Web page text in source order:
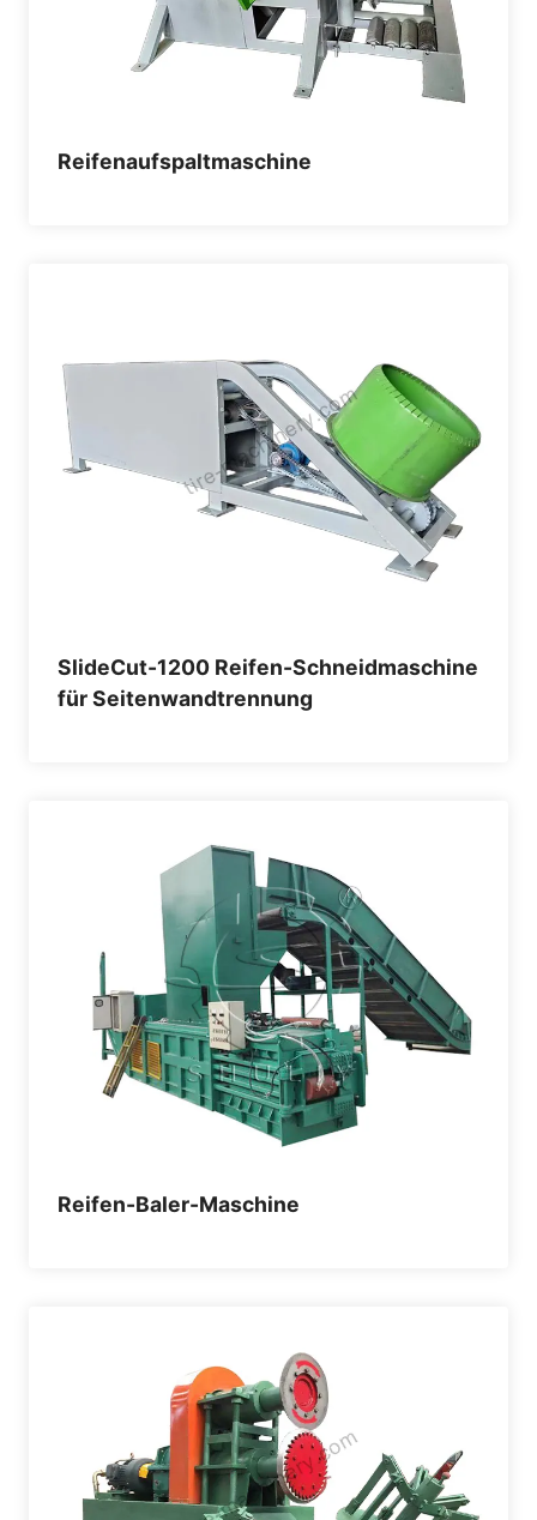
Reifenaufspaltmaschine
SlideCut-1200 Reifen-Schneidmaschine
für Seitenwandtrennung
Reifen-Baler-Maschine